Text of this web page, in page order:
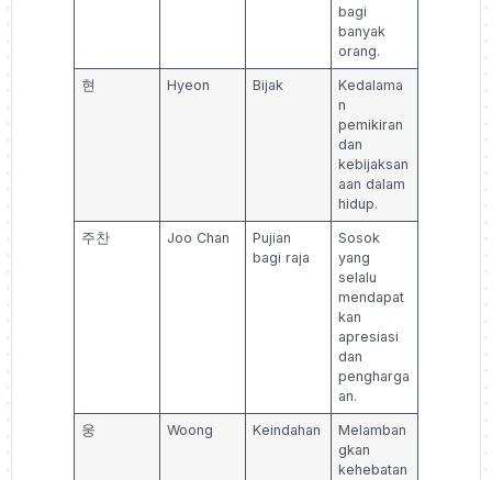
bagi
banyak
orang.
현 Hyeon Bijak
Kedalama
n
pemikiran
dan
kebijaksan
aan dalam
hidup.
주찬 Joo Chan
Pujian
bagi raja
Sosok
yang
selalu
mendapat
kan
apresiasi
dan
pengharga
an.
웅 Woong Keindahan
Melamban
gkan
kehebatan